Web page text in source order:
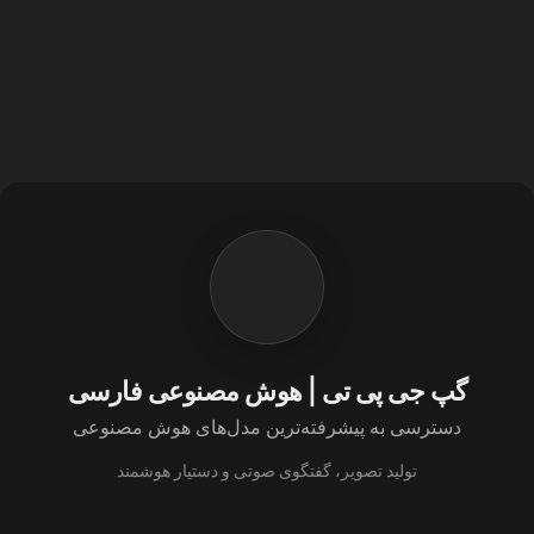
گپ جی پی تی | هوش مصنوعی فارسی
دسترسی به پیشرفته‌ترین مدل‌های هوش مصنوعی
تولید تصویر، گفتگوی صوتی و دستیار هوشمند